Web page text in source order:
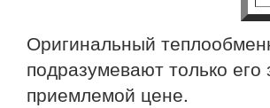
Оригинальный
подразумевают только
приемлемой цене.